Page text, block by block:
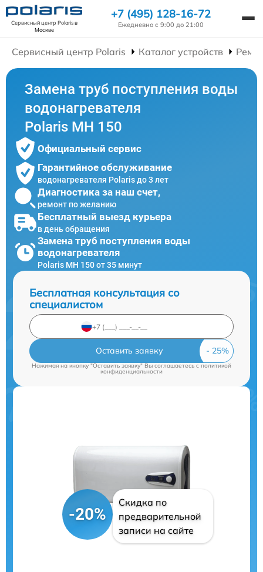
Сервисный центр Polarisв
Москве
+7 (495) 128-16-72
Ежедневно с 9:00 до 21:00
Сервисный центр Polaris Каталог устройств
Замена труб поступления воды
водонагревателя
Polaris MH 150
Официальный сервис
Гарантийное обслуживание
водонагревателя Polaris до 3 лет
Диагностика за наш счет,
ремонт по желанию
Бесплатный выезд курьера
в день обращения
Замена труб поступления воды
водонагревателя
Polaris MH 150 от 35 минут
Бесплатная консультация со
специалистом
Оставить заявку
Нажимая на кнопку "Оставить заявку" Вы соглашаетесь cполитикой
конфиденциальности
-20%
Скидка по
предварительной
записи на сайте